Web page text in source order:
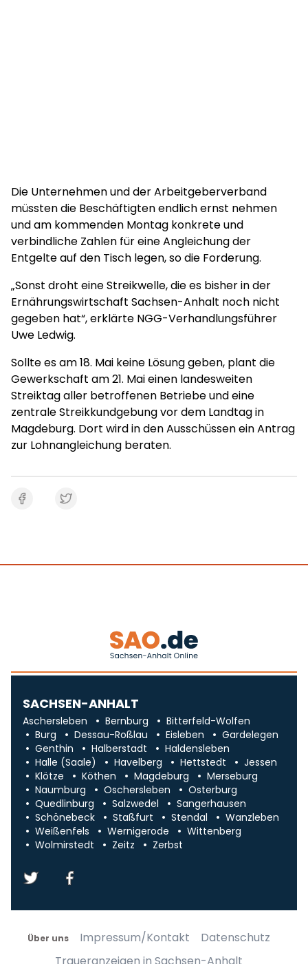
Die Unternehmen und der Arbeitgeberverband
müssten die Beschäftigten endlich ernst nehmen
und am kommenden Montag konkrete und
verbindliche Zahlen für eine Angleichung der
Entgelte auf den Tisch legen, so die Forderung.
„Sonst droht eine Streikwelle, die es bisher in der
Ernährungswirtschaft Sachsen-Anhalt noch nicht
gegeben hat“, erklärte NGG-Verhandlungsführer
Uwe Ledwig.
Sollte es am 18. Mai keine Lösung geben, plant die
Gewerkschaft am 21. Mai einen landesweiten
Streiktag aller betroffenen Betriebe und eine
zentrale Streikkundgebung vor dem Landtag in
Magdeburg. Dort wird in den Ausschüssen ein Antrag
zur Lohnangleichung beraten.
SACHSEN-ANHALT
Aschersleben Bernburg
Bitterfeld-Wolfen
Burg
Dessau-Roßlau Eisleben
Gardelegen
Genthin
Halberstadt
Haldensleben
Halle (Saale)
Havelberg Hettstedt
Jessen
Klötze
Köthen Magdeburg
Merseburg
Naumburg
Oschersleben
Osterburg
Quedlinburg
Salzwedel
Sangerhausen
Schönebeck
Staßfurt Stendal
Wanzleben
Weißenfels
Wernigerode
Wittenberg
Wolmirstedt
Zeitz Zerbst
Über uns Impressum/Kontakt
Datenschutz